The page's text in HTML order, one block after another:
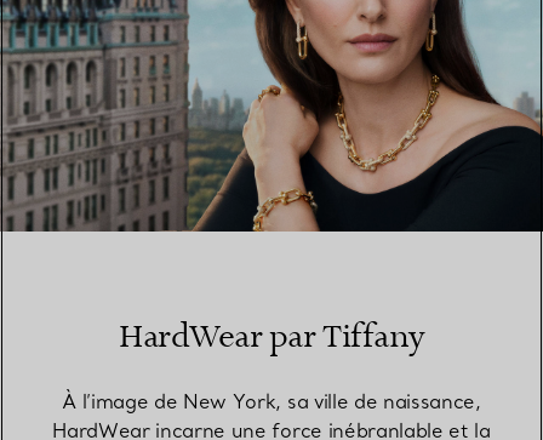
HardWear par Tiffany
À l’image de New York, sa ville de naissance,
HardWear incarne une force inébranlable et la